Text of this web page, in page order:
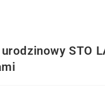
STO